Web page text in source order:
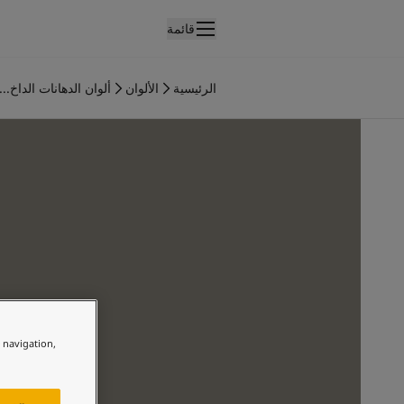
قائمة
الرئيسية الألوان ألوان الدهانات الداخ...
navigation,